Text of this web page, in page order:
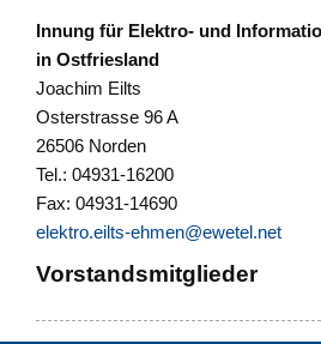
Innung für Elektro- und
in Ostfriesland
Joachim Eilts
Osterstrasse 96 A
26506 Norden
Tel.: 04931-16200
Fax: 04931-14690
elektro.eilts-ehmen@ewetel.net
Vorstandsmitglieder